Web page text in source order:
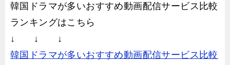
韓国ドラマが多いおすすめ動画配信サービス比較
ランキングはこちら
↓ ↓ ↓
韓国ドラマが多いおすすめ動画配信サービス比較